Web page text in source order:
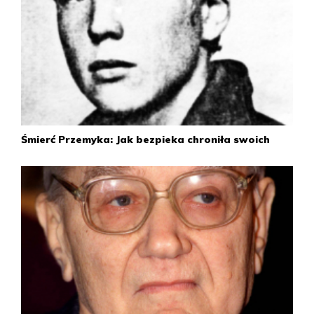
Grzegorza Przemyka Krzyżem Kawalerskim Orderu
Odrodzenia Polski.
W piątym procesie Kościuk został skazany na osiem lat
więzienia (wyrok zmniejszono o połowę). Denkiewicz
został wcześniej wyłączony z procesu ze względu na stan
zdrowia psychicznego.
2009
23 września
Sąd apelacyjny w Warszawie uznał, że sprawa śmierci
Przemyka przedawniła się 1 stycznia 2005 r. Tym samym
umorzył proces Kościuka.
Śmierć Przemyka: Jak bezpieka chroniła swoich